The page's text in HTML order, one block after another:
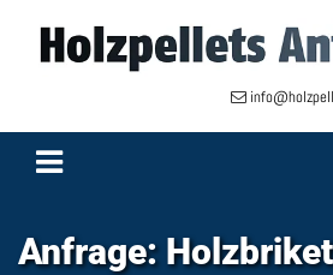

Anfrage: